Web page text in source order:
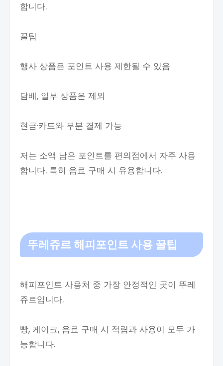
합니다.
꿀팁
행사 상품은 포인트 사용 제한될 수 있음
담배, 일부 상품은 제외
현금·카드와 부분 결제 가능
저는 소액 남은 포인트를 편의점에서 자주 사용
합니다. 특히 음료 구매 시 유용합니다.
뚜레쥬르 해피포인트 사용 꿀팁
해피포인트 사용처 중 가장 안정적인 곳이 뚜레
쥬르입니다.
빵, 케이크, 음료 구매 시 적립과 사용이 모두 가
능합니다.